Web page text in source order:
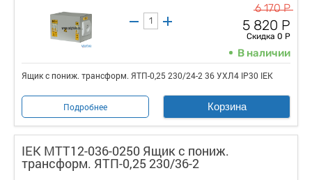
6 170 Р
5 820 Р
Скидка 0 Р
В наличии
Ящик с пониж. трансформ. ЯТП-0,25 230/24-2 36 УХЛ4 IP30 IEK
Подробнее Корзина
IEK MTT12-036-0250 Ящик с пониж.
трансформ. ЯТП-0,25 230/36-2